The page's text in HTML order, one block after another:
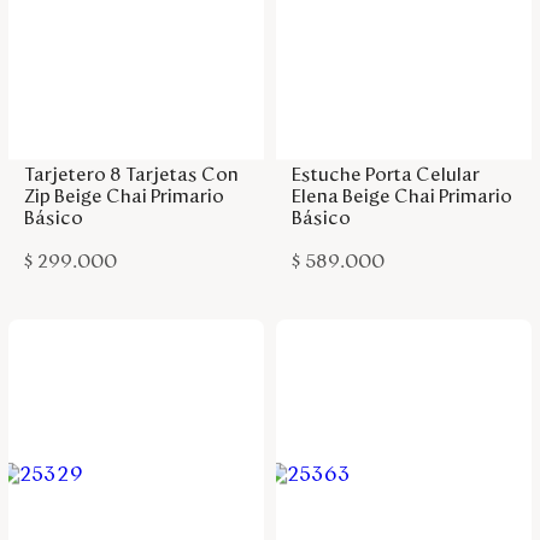
Tarjetero 8 Tarjetas Con
Zip Beige Chai Primario
Básico
$ 299.000
Estuche Porta Celular
Elena Beige Chai Primario
Básico
$ 589.000